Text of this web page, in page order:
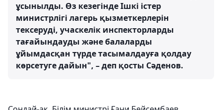
ұсынылды. Өз кезегінде Ішкі істер
министрлігі лагерь қызметкерлерін
тексеруді, учаскелік инспекторларды
тағайындауды және балаларды
ұйымдасқан түрде тасымалдауға қолдау
көрсетуге дайын", – деп қосты Сәденов.